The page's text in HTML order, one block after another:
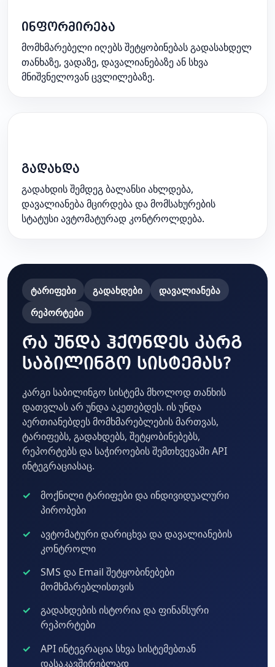
ინფორმირება
მომხმარებელი იღებს შეტყობინებას გადასახდელ
თანხაზე, ვადაზე, დავალიანებაზე ან სხვა
მნიშვნელოვან ცვლილებაზე.
გადახდა
გადახდის შემდეგ ბალანსი ახლდება,
დავალიანება მცირდება და მომსახურების
სტატუსი ავტომატურად კონტროლდება.
ტარიფები გადახდები
დავალიანება
რეპორტები
რა უნდა ჰქონდეს კარგ
საბილინგო სისტემას?
კარგი საბილინგო სისტემა მხოლოდ თანხის
დათვლას არ უნდა აკეთებდეს. ის უნდა
აერთიანებდეს მომხმარებლების მართვას,
ტარიფებს, გადახდებს, შეტყობინებებს,
რეპორტებს და საჭიროების შემთხვევაში API
ინტეგრაციასაც.
მოქნილი ტარიფები და ინდივიდუალური
პირობები
ავტომატური დარიცხვა და დავალიანების
კონტროლი
SMS და Email შეტყობინებები
მომხმარებლისთვის
გადახდების ისტორია და ფინანსური
რეპორტები
API ინტეგრაცია სხვა სისტემებთან
დასაკავშირებლად